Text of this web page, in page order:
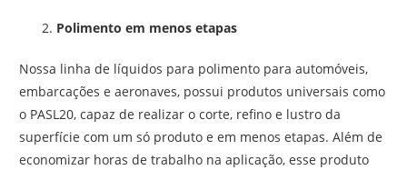
Polimento em menos etapas
Nossa linha de líquidos para polimento para automóveis,
embarcações e aeronaves, possui produtos universais como
o PASL20, capaz de realizar o corte, refino e lustro da
superfície com um só produto e em menos etapas. Além de
economizar horas de trabalho na aplicação, esse produto